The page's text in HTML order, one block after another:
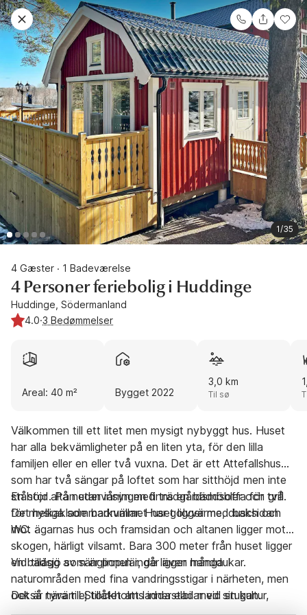
1/35
4 Gæster · 1 Badeværelse
4 Personer feriebolig i Huddinge
Huddinge, Södermanland
4.0·3 Bedømmelser
Areal: 40 m² Bygget 2022
3,0 km
Til sø
Välkommen till ett litet men mysigt nybyggt hus. Huset
har alla bekvämligheter på en liten yta, för den lilla
familjen eller en eller två vuxna. Det är ett Attefallshus
som har två sängar på loftet som har sitthöjd men inte
ståhöjd. På nedervåningen finns en bäddsoffa för två.
Det helkaklade badrummet har golvvärme, dusch och
WC.
En stor altan utan insyn med trädgårdsmöbler och grill
för mysiga sommarkvällar. Huset ligger med baksidan
mot ägarnas hus och framsidan och altanen ligger mot
skogen, härligt vilsamt. Bara 300 meter från huset ligger
en badsjö som är populär, de ligger många
naturområden med fina vandringsstigar i närheten, men
också nära till Stockholms innerstad med sin kultur,
restauranger och teatrar. Där kan ni uppleva allt från
Vid tillägg av sänglinnen ingår även handdukar.
Det är tyvärr ej tillåtet att ladda elbilar vid stugan.